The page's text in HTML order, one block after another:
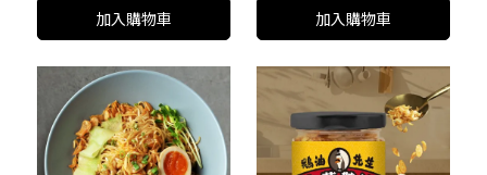
加入購物車 加入購物車